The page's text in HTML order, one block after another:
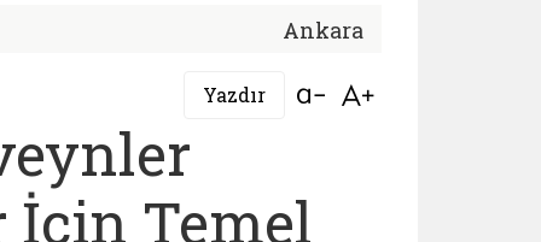
Ankara
Yazdır Bağlantıyı aç
İçin Temel